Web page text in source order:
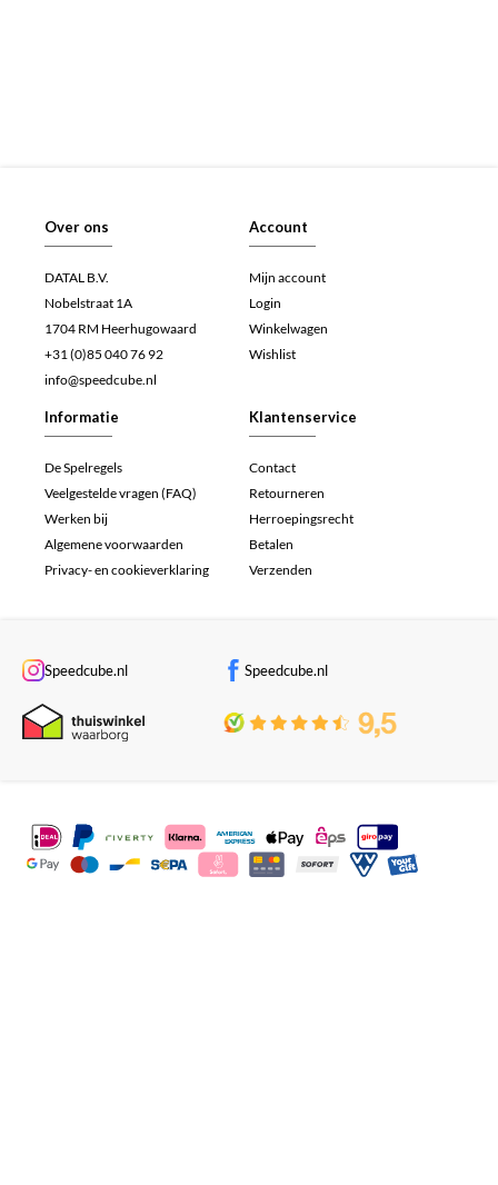
Over ons
DATAL B.V.
Nobelstraat 1A
1704 RM Heerhugowaard
+31 (0)85 040 76 92
info@speedcube.nl
Account
Mijn account
Login
Winkelwagen
Wishlist
Informatie
De Spelregels
Veelgestelde vragen (FAQ)
Werken bij
Algemene voorwaarden
Privacy- en cookieverklaring
Klantenservice
Contact
Retourneren
Herroepingsrecht
Betalen
Verzenden
Speedcube.nl Speedcube.nl